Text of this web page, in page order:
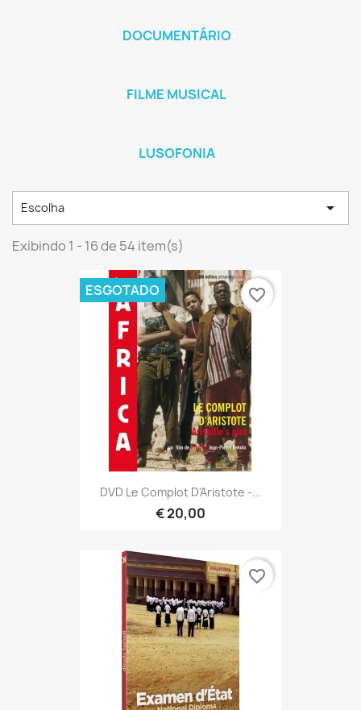
DOCUMENTÁRIO
FILME MUSICAL
LUSOFONIA
Escolha 
Exibindo 1 - 16 de 54 item(s)
DVD Le Complot D'Aristote -...
€ 20,00
ESGOTADO favorite_border
favorite_border